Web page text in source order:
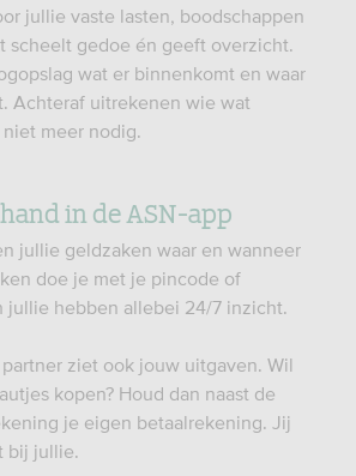
jullie vaste lasten, boodschappen
scheelt gedoe én geeft overzicht.
wat er binnenkomt en waar
Achteraf uitrekenen wie wat
niet meer nodig.
in de ASN-app
jullie geldzaken waar en wanneer
doe je met je pincode of
jullie hebben allebei 24/7 inzicht.
ziet ook jouw uitgaven. Wil
kopen? Houd dan naast de
je eigen betaalrekening. Jij
bij jullie.